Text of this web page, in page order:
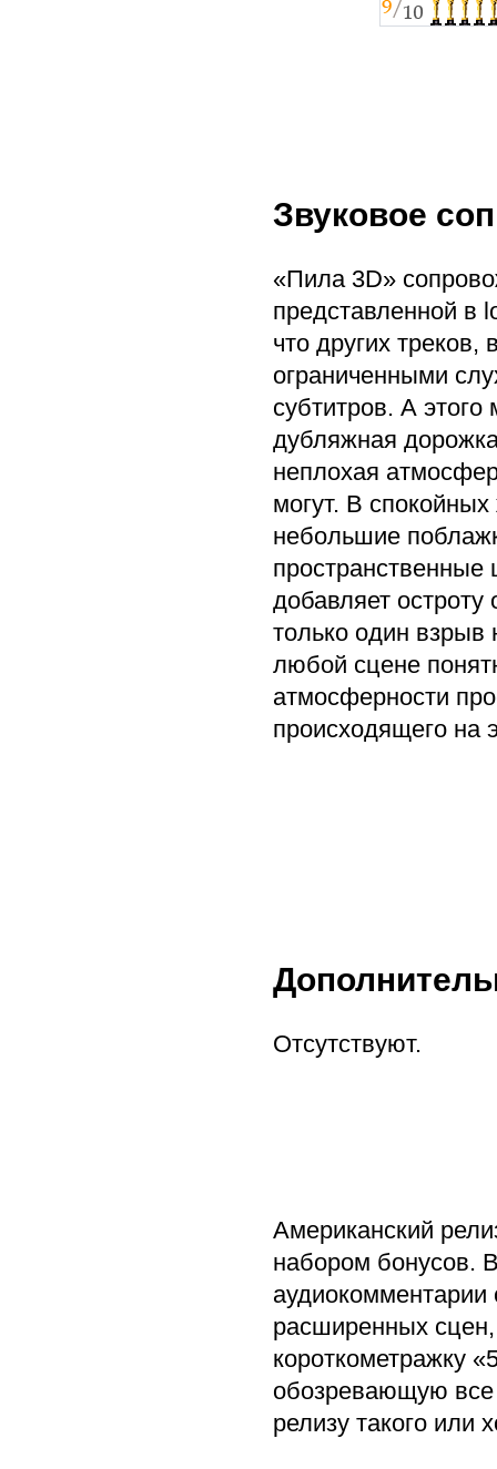
Звуковое
«Пила 3D»
представленной в
что других
ограниченными
субтитров. А
дубляжная
неплохая
могут. В
небольшие
добавляет
только один взрыв
любой сцене
атмосферности
происходящего на
Отсутствуют.
Американский
набором бонусов.
аудиокомментарии
расширенных
короткометражку
обозревающую
релизу такого или